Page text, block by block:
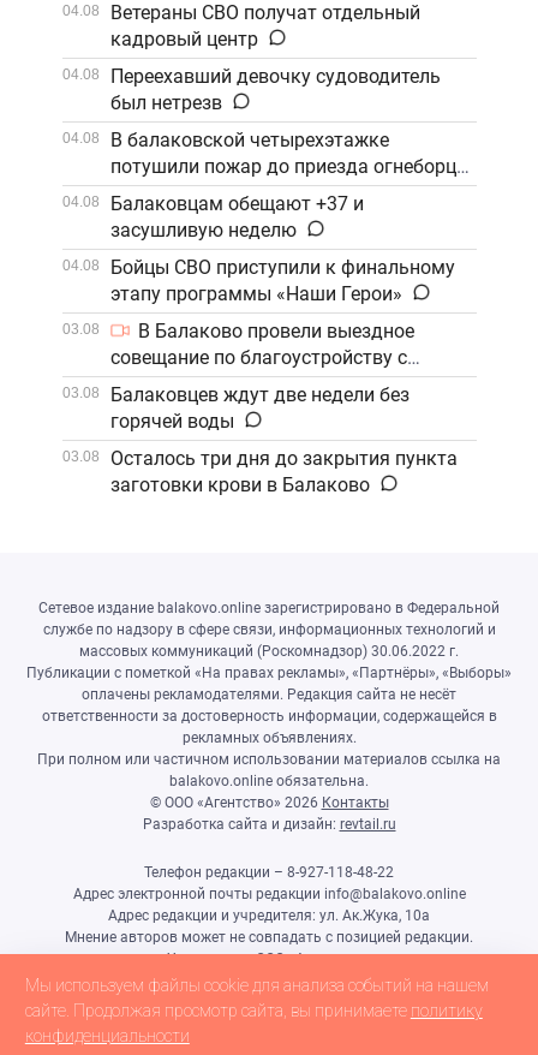
04.08
Ветераны СВО получат отдельный
кадровый центр
04.08
Переехавший девочку судоводитель
был нетрезв
04.08
В балаковской четырехэтажке
потушили пожар до приезда огнеборцев
04.08
Балаковцам обещают +37 и
засушливую неделю
04.08
Бойцы СВО приступили к финальному
этапу программы «Наши Герои»
03.08
В Балаково провели выездное
совещание по благоустройству с
участием компании «ФосАгро»
03.08
Балаковцев ждут две недели без
горячей воды
03.08
Осталось три дня до закрытия пункта
заготовки крови в Балаково
Сетевое издание balakovo.online зарегистрировано в Федеральной
службе по надзору в сфере связи, информационных технологий и
массовых коммуникаций (Роскомнадзор) 30.06.2022 г.
Публикации с пометкой «На правах рекламы», «Партнёры», «Выборы»
оплачены рекламодателями. Редакция сайта не несёт
ответственности за достоверность информации, содержащейся в
рекламных объявлениях.
При полном или частичном использовании материалов ссылка на
balakovo.online обязательна.
© ООО «Агентство» 2026 Контакты
Разработка сайта и дизайн: revtail.ru
Телефон редакции – 8-927-118-48-22
Адрес электронной почты редакции info@balakovo.online
Адрес редакции и учредителя: ул. Ак.Жука, 10а
Мнение авторов может не совпадать с позицией редакции.
Учредитель: ООО «Агентство»
Гл.редактор Ивлиева Н.Н.
Настоящий ресурс может содержать материалы 18+
Мы используем файлы cookie для анализа событий на нашем
сайте. Продолжая просмотр сайта, вы принимаете политику
конфиденциальности